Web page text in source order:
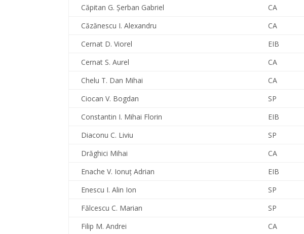
Căpitan G. Şerban Gabriel
CA
Căzănescu I. Alexandru
CA
Cernat D. Viorel
EIB
Cernat S. Aurel
CA
Chelu T. Dan Mihai
CA
Ciocan V. Bogdan
SP
Constantin I. Mihai Florin
EIB
Diaconu C. Liviu
SP
Drăghici Mihai
CA
Enache V. Ionuţ Adrian
EIB
Enescu I. Alin Ion
SP
Fălcescu C. Marian
SP
Filip M. Andrei
CA